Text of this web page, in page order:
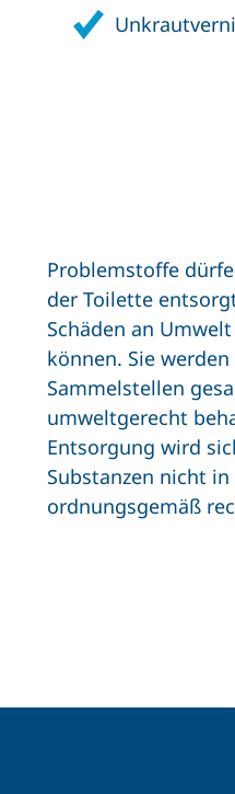
Problemstoffe
der Toilette
Schäden an
können. Sie
Sammelstellen
umweltgerecht
Entsorgung wird
Substanzen nicht
ordnungsgemäß